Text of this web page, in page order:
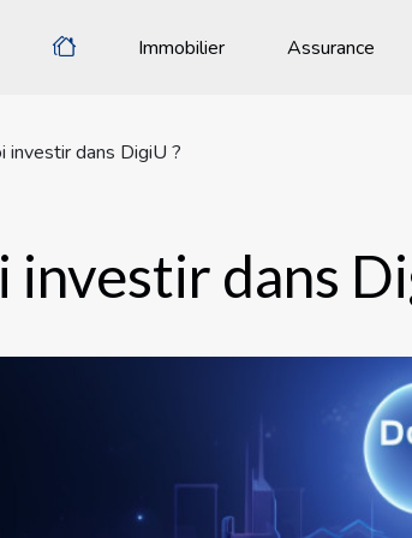
Immobilier Assurance
investir dans DigiU ?
investir dans